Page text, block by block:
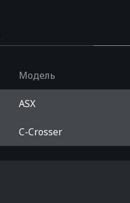
Модель
ASX
C-Crosser